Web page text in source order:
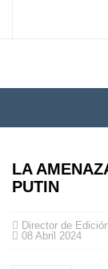
LA
PUTIN
Director de
08 Abril 2024